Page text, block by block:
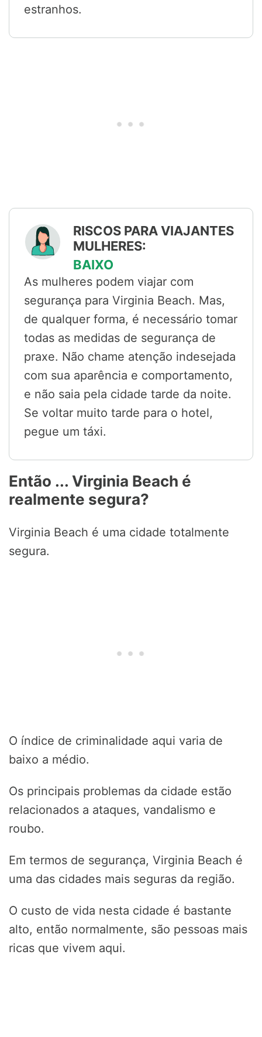
estranhos.
RISCOS PARA VIAJANTES
MULHERES:
BAIXO
As mulheres podem viajar com
segurança para Virginia Beach. Mas,
de qualquer forma, é necessário tomar
todas as medidas de segurança de
praxe. Não chame atenção indesejada
com sua aparência e comportamento,
e não saia pela cidade tarde da noite.
Se voltar muito tarde para o hotel,
pegue um táxi.
Então ... Virginia Beach é
realmente segura?
Virginia Beach é uma cidade totalmente
segura.
O índice de criminalidade aqui varia de
baixo a médio.
Os principais problemas da cidade estão
relacionados a ataques, vandalismo e
roubo.
Em termos de segurança, Virginia Beach é
uma das cidades mais seguras da região.
O custo de vida nesta cidade é bastante
alto, então normalmente, são pessoas mais
ricas que vivem aqui.